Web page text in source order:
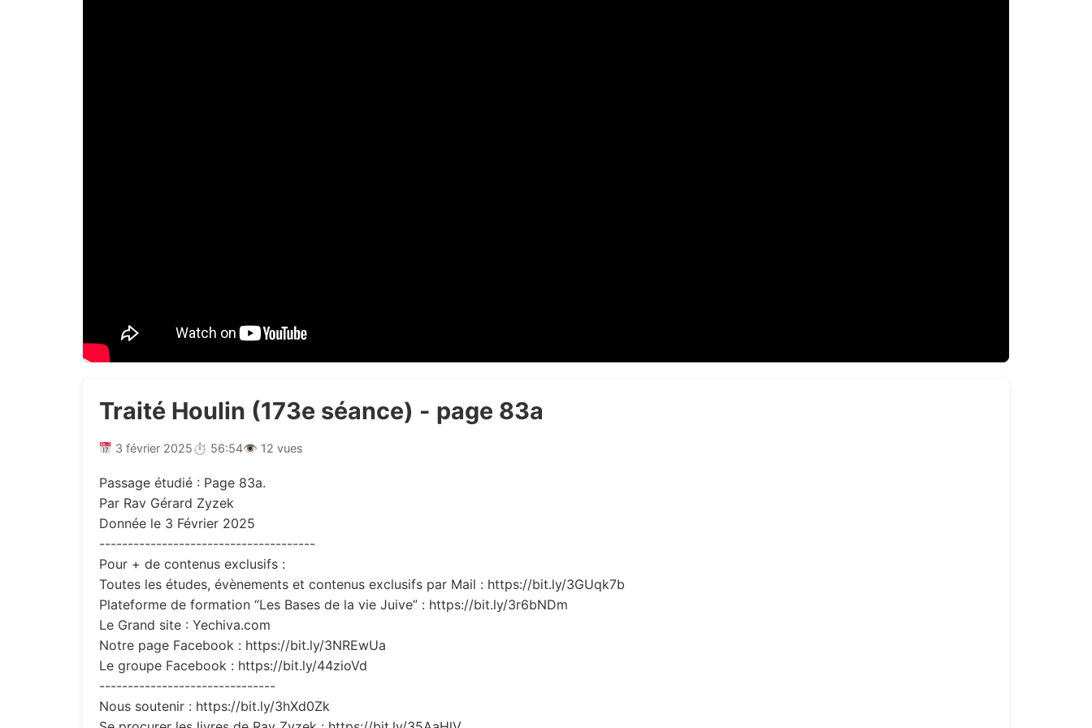
Traité Houlin (173e séance) - page 83a
3 février 2025⏱ 56:54👁 12 vues
Passage étudié : Page 83a.
Par Rav Gérard Zyzek
Donnée le 3 Février 2025
--------------------------------------
Pour + de contenus exclusifs :
Toutes les études, évènements et contenus exclusifs par Mail : https://bit.ly/3GUqk7b
Plateforme de formation “Les Bases de la vie Juive” : https://bit.ly/3r6bNDm
Le Grand site : Yechiva.com
Notre page Facebook : https://bit.ly/3NREwUa
Le groupe Facebook : https://bit.ly/44zioVd
-------------------------------
Nous soutenir : https://bit.ly/3hXd0Zk